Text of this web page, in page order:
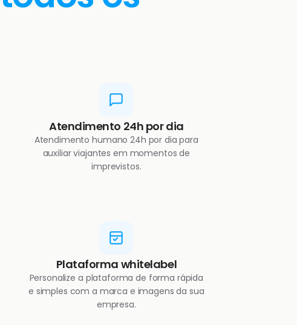
Atendimento 24h por dia
Atendimento humano 24h por dia para
auxiliar viajantes em momentos de
imprevistos.
Plataforma whitelabel
Personalize a plataforma de forma rápida
e simples com a marca e imagens da sua
empresa.